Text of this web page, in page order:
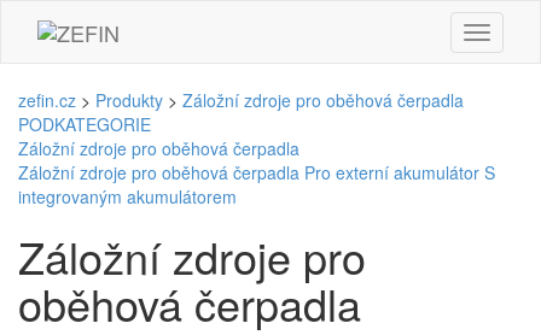
zefin.cz > Produkty > Záložní zdroje pro oběhová čerpadla
PODKATEGORIE
Záložní zdroje pro oběhová čerpadla
Záložní zdroje pro oběhová čerpadla Pro externí akumulátor S
integrovaným akumulátorem
Záložní zdroje pro
oběhová čerpadla